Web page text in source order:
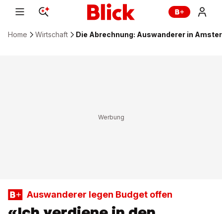
Home Wirtschaft Die Abrechnung: Auswanderer in
Auswanderer legen Budget offen